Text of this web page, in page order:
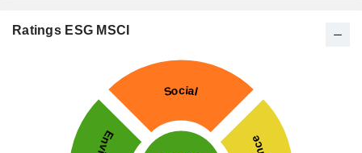
Ratings ESG MSCI